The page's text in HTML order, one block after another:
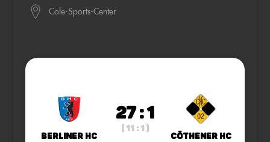
Cole-Sports-Center
Berliner HC
27 : 1
( 11 : 1 )
Cöthener HC